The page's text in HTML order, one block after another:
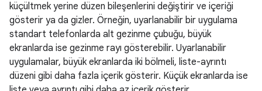
küçültmek yerine düzen bileşenlerini değiştirir ve içeriği
gösterir ya da gizler. Örneğin, uyarlanabilir bir uygulama
standart telefonlarda alt gezinme çubuğu, büyük
ekranlarda ise gezinme rayı gösterebilir. Uyarlanabilir
uygulamalar, büyük ekranlarda iki bölmeli, liste-ayrıntı
düzeni gibi daha fazla içerik gösterir. Küçük ekranlarda ise